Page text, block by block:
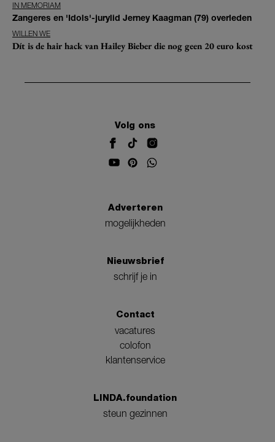
IN MEMORIAM
Zangeres en 'Idols'-jurylid Jerney Kaagman (79) overleden
WILLEN WE
Dít is de hair hack van Hailey Bieber die nog geen 20 euro kost
Volg ons
Adverteren
mogelijkheden
Nieuwsbrief
schrijf je in
Contact
vacatures
colofon
klantenservice
LINDA.foundation
steun gezinnen